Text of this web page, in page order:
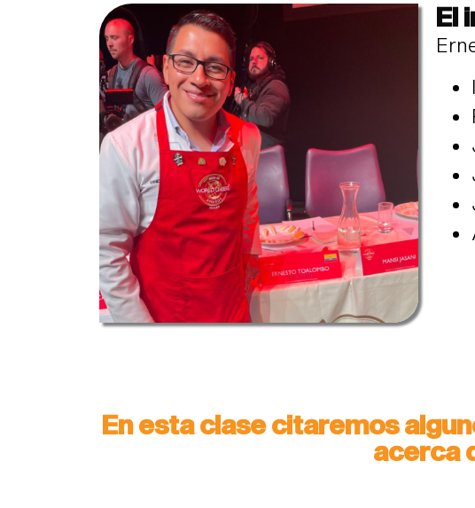
El
En esta clase citaremos
acerca